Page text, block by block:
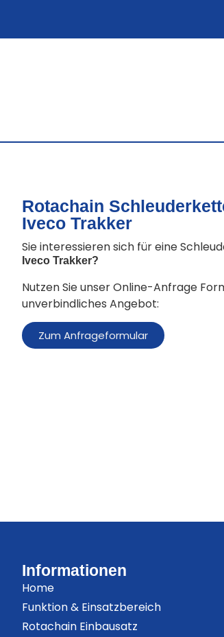
Rotachain
Iveco Trakker
Sie interessieren sich für eine
Iveco Trakker?
Nutzen Sie unser Online-Anfrage
unverbindliches Angebot:
Zum Anfrageformular
Informationen
Home
Funktion & Einsatzbereich
Rotachain Einbausatz